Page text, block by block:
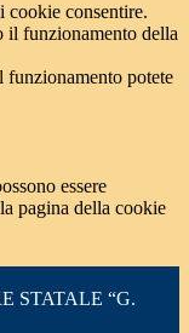
cookie consentire.
il funzionamento della
funzionamento potete
essere
pagina della cookie
STATALE “G.